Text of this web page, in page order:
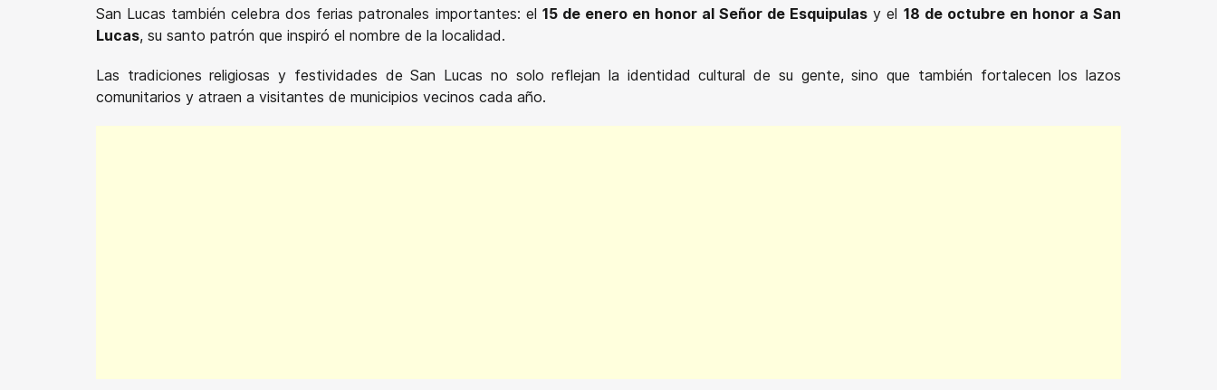
San Lucas también celebra dos ferias patronales importantes: el 15 de enero en honor al Señor de Esquipulas y el 18 de octubre en honor a San
Lucas, su santo patrón que inspiró el nombre de la localidad.
Las tradiciones religiosas y festividades de San Lucas no solo reflejan la identidad cultural de su gente, sino que también fortalecen los lazos
comunitarios y atraen a visitantes de municipios vecinos cada año.